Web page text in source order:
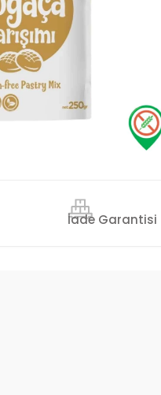
İade Garantisi